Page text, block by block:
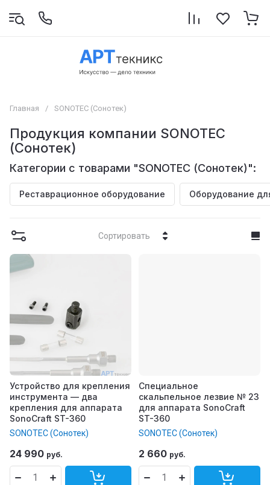
Главная / SONOTEC (Сонотек)
Продукция компании SONOTEC
(Сонотек)
Категории с товарами "SONOTEC (Сонотек)":
Реставрационное оборудование Оборудование
Сортировать
Устройство для крепления
инструмента — два
крепления для аппарата
SonoCraft ST-360
SONOTEC (Сонотек)
24 990 руб.
Специальное
скальпельное лезвие № 23
для аппарата SonoCraft
ST-360
SONOTEC (Сонотек)
2 660 руб.